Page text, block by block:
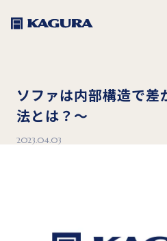
ソファは内部構造で差
法とは？～
2023.04.03